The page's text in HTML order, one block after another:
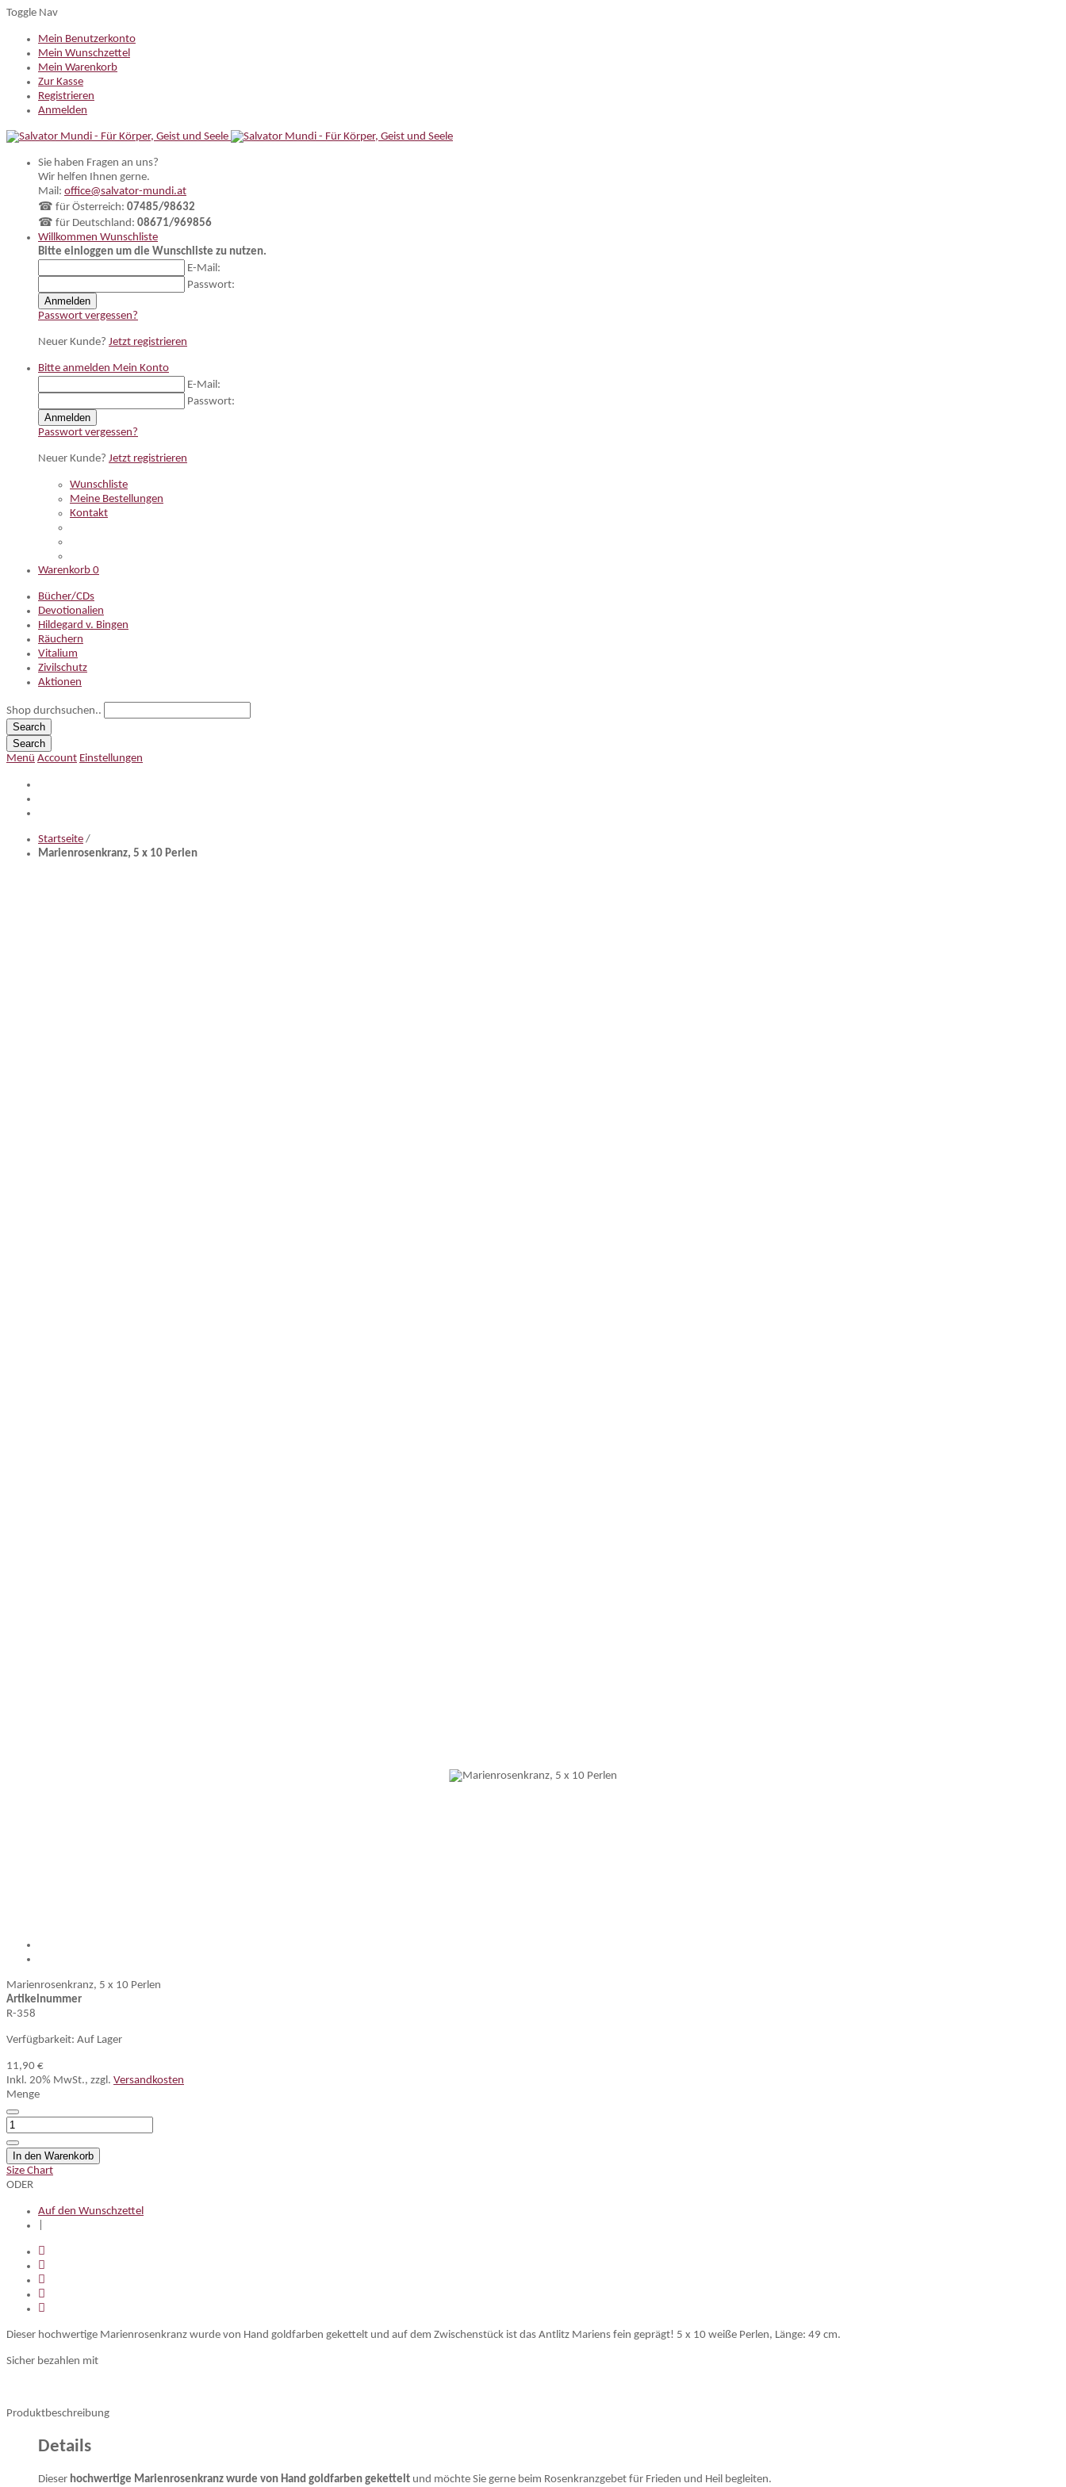
Toggle Nav
Mein Benutzerkonto
Mein Wunschzettel
Mein Warenkorb
Zur Kasse
Registrieren
Anmelden
Sie haben Fragen an uns?
Wir helfen Ihnen gerne.
Mail: office@salvator-mundi.at
☎ für Österreich: 07485/98632
☎ für Deutschland: 08671/969856
Willkommen Wunschliste
Bitte einloggen um die Wunschliste zu nutzen.
E-Mail:
Passwort:
Anmelden
Passwort vergessen?
Neuer Kunde? Jetzt registrieren
Bitte anmelden Mein Konto
E-Mail:
Passwort:
Anmelden
Passwort vergessen?
Neuer Kunde? Jetzt registrieren
Wunschliste
Meine Bestellungen
Kontakt
Warenkorb 0
Bücher/CDs
Devotionalien
Hildegard v. Bingen
Räuchern
Vitalium
Zivilschutz
Aktionen
Shop durchsuchen..
Search
Search
Menü Account Einstellungen
Startseite /
Marienrosenkranz, 5 x 10 Perlen
Marienrosenkranz, 5 x 10 Perlen
Artikelnummer
R-358
Verfügbarkeit: Auf Lager
11,90 €
Inkl. 20% MwSt., zzgl. Versandkosten
Menge
In den Warenkorb
Size Chart
ODER
Auf den Wunschzettel
Dieser hochwertige Marienrosenkranz wurde von Hand goldfarben gekettelt und auf dem Zwischenstück ist das Antlitz Mariens fein geprägt! 5 x 10 weiße Perlen, Länge: 49 cm.
Sicher bezahlen mit
Produktbeschreibung
Details
Dieser hochwertige Marienrosenkranz wurde von Hand goldfarben gekettelt und möchte Sie gerne beim Rosenkranzgebet für Frieden und Heil begleiten.